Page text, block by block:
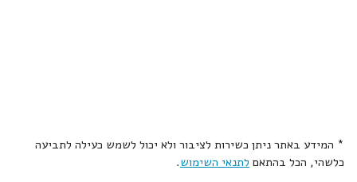
* המידע באתר ניתן כשירות לציבור ולא יכול לשמש כעילה לתביעה
כלשהי, הכל בהתאם לתנאי השימוש.